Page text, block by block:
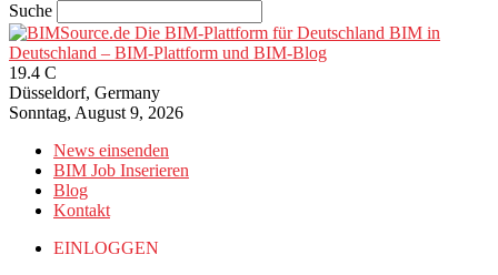
Suche
BIM in
Deutschland – BIM-Plattform und BIM-Blog
19.4 C
Düsseldorf, Germany
Sonntag, August 9, 2026
News einsenden
BIM Job Inserieren
Blog
Kontakt
EINLOGGEN